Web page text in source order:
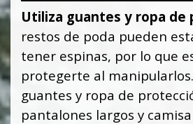
Utiliza guantes y ropa de
restos de poda pueden
tener espinas, por lo que
protegerte al
guantes y ropa de
pantalones largos y